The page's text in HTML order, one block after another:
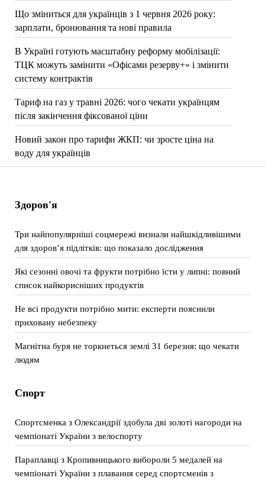
Що зміниться для українців з 1 червня 2026 року:
зарплати, бронювання та нові правила
В Україні готують масштабну реформу мобілізації:
ТЦК можуть замінити «Офісами резерву+» і змінити
систему контрактів
Тариф на газ у травні 2026: чого чекати українцям
після закінчення фіксованої ціни
Новий закон про тарифи ЖКП: чи зросте ціна на
воду для українців
Здоров'я
Три найпопулярніші соцмережі визнали найшкідливішими
для здоров’я підлітків: що показало дослідження
Які сезонні овочі та фрукти потрібно їсти у липні: повний
список найкорисніших продуктів
Не всі продукти потрібно мити: експерти пояснили
приховану небезпеку
Магнітна буря не торкнеться землі 31 березня: що чекати
людям
Спорт
Спортсменка з Олександрії здобула дві золоті нагороди на
чемпіонаті України з велоспорту
Параплавці з Кропивницького вибороли 5 медалей на
чемпіонаті України з плавання серед спортсменів з